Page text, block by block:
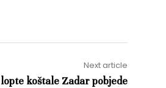
Next article
koštale Zadar pobjede